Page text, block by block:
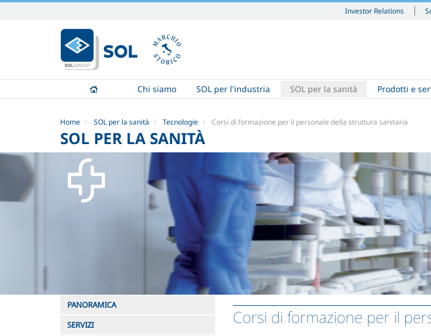
Investor Relations
contenuti.
|
Salta
navigazione
Chi siamo SOL per l'industria SOL per la sanità Prodotti e
Home SOL per la sanità Tecnologie Corsi di formazione per il personale della struttura sanitaria
SOL PER LA SANITÀ
Corsi di formazione per il
PANORAMICA
SERVIZI